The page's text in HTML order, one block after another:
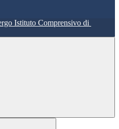
Istituto Comprensivo di